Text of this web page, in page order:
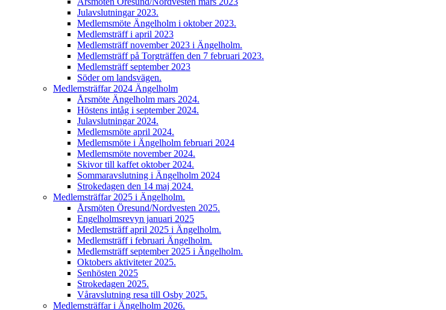
Julavslutningar 2023.
Medlemsmöte Ängelholm i oktober 2023.
Medlemsträff i april 2023
Medlemsträff november 2023 i Ängelholm.
Medlemsträff på Torgträffen den 7 februari 2023.
Medlemsträff september 2023
Söder om landsvägen.
Medlemsträffar 2024 Ängelholm
Årsmöte Ängelholm mars 2024.
Höstens intåg i september 2024.
Julavslutningar 2024.
Medlemsmöte april 2024.
Medlemsmöte i Ängelholm februari 2024
Medlemsmöte november 2024.
Skivor till kaffet oktober 2024.
Sommaravslutning i Ängelholm 2024
Strokedagen den 14 maj 2024.
Medlemsträffar 2025 i Ängelholm.
Årsmöten Öresund/Nordvesten 2025.
Engelholmsrevyn januari 2025
Medlemsträff april 2025 i Ängelholm.
Medlemsträff i februari Ängelholm.
Medlemsträff september 2025 i Ängelholm.
Oktobers aktiviteter 2025.
Senhösten 2025
Strokedagen 2025.
Våravslutning resa till Osby 2025.
Medlemsträffar i Ängelholm 2026.